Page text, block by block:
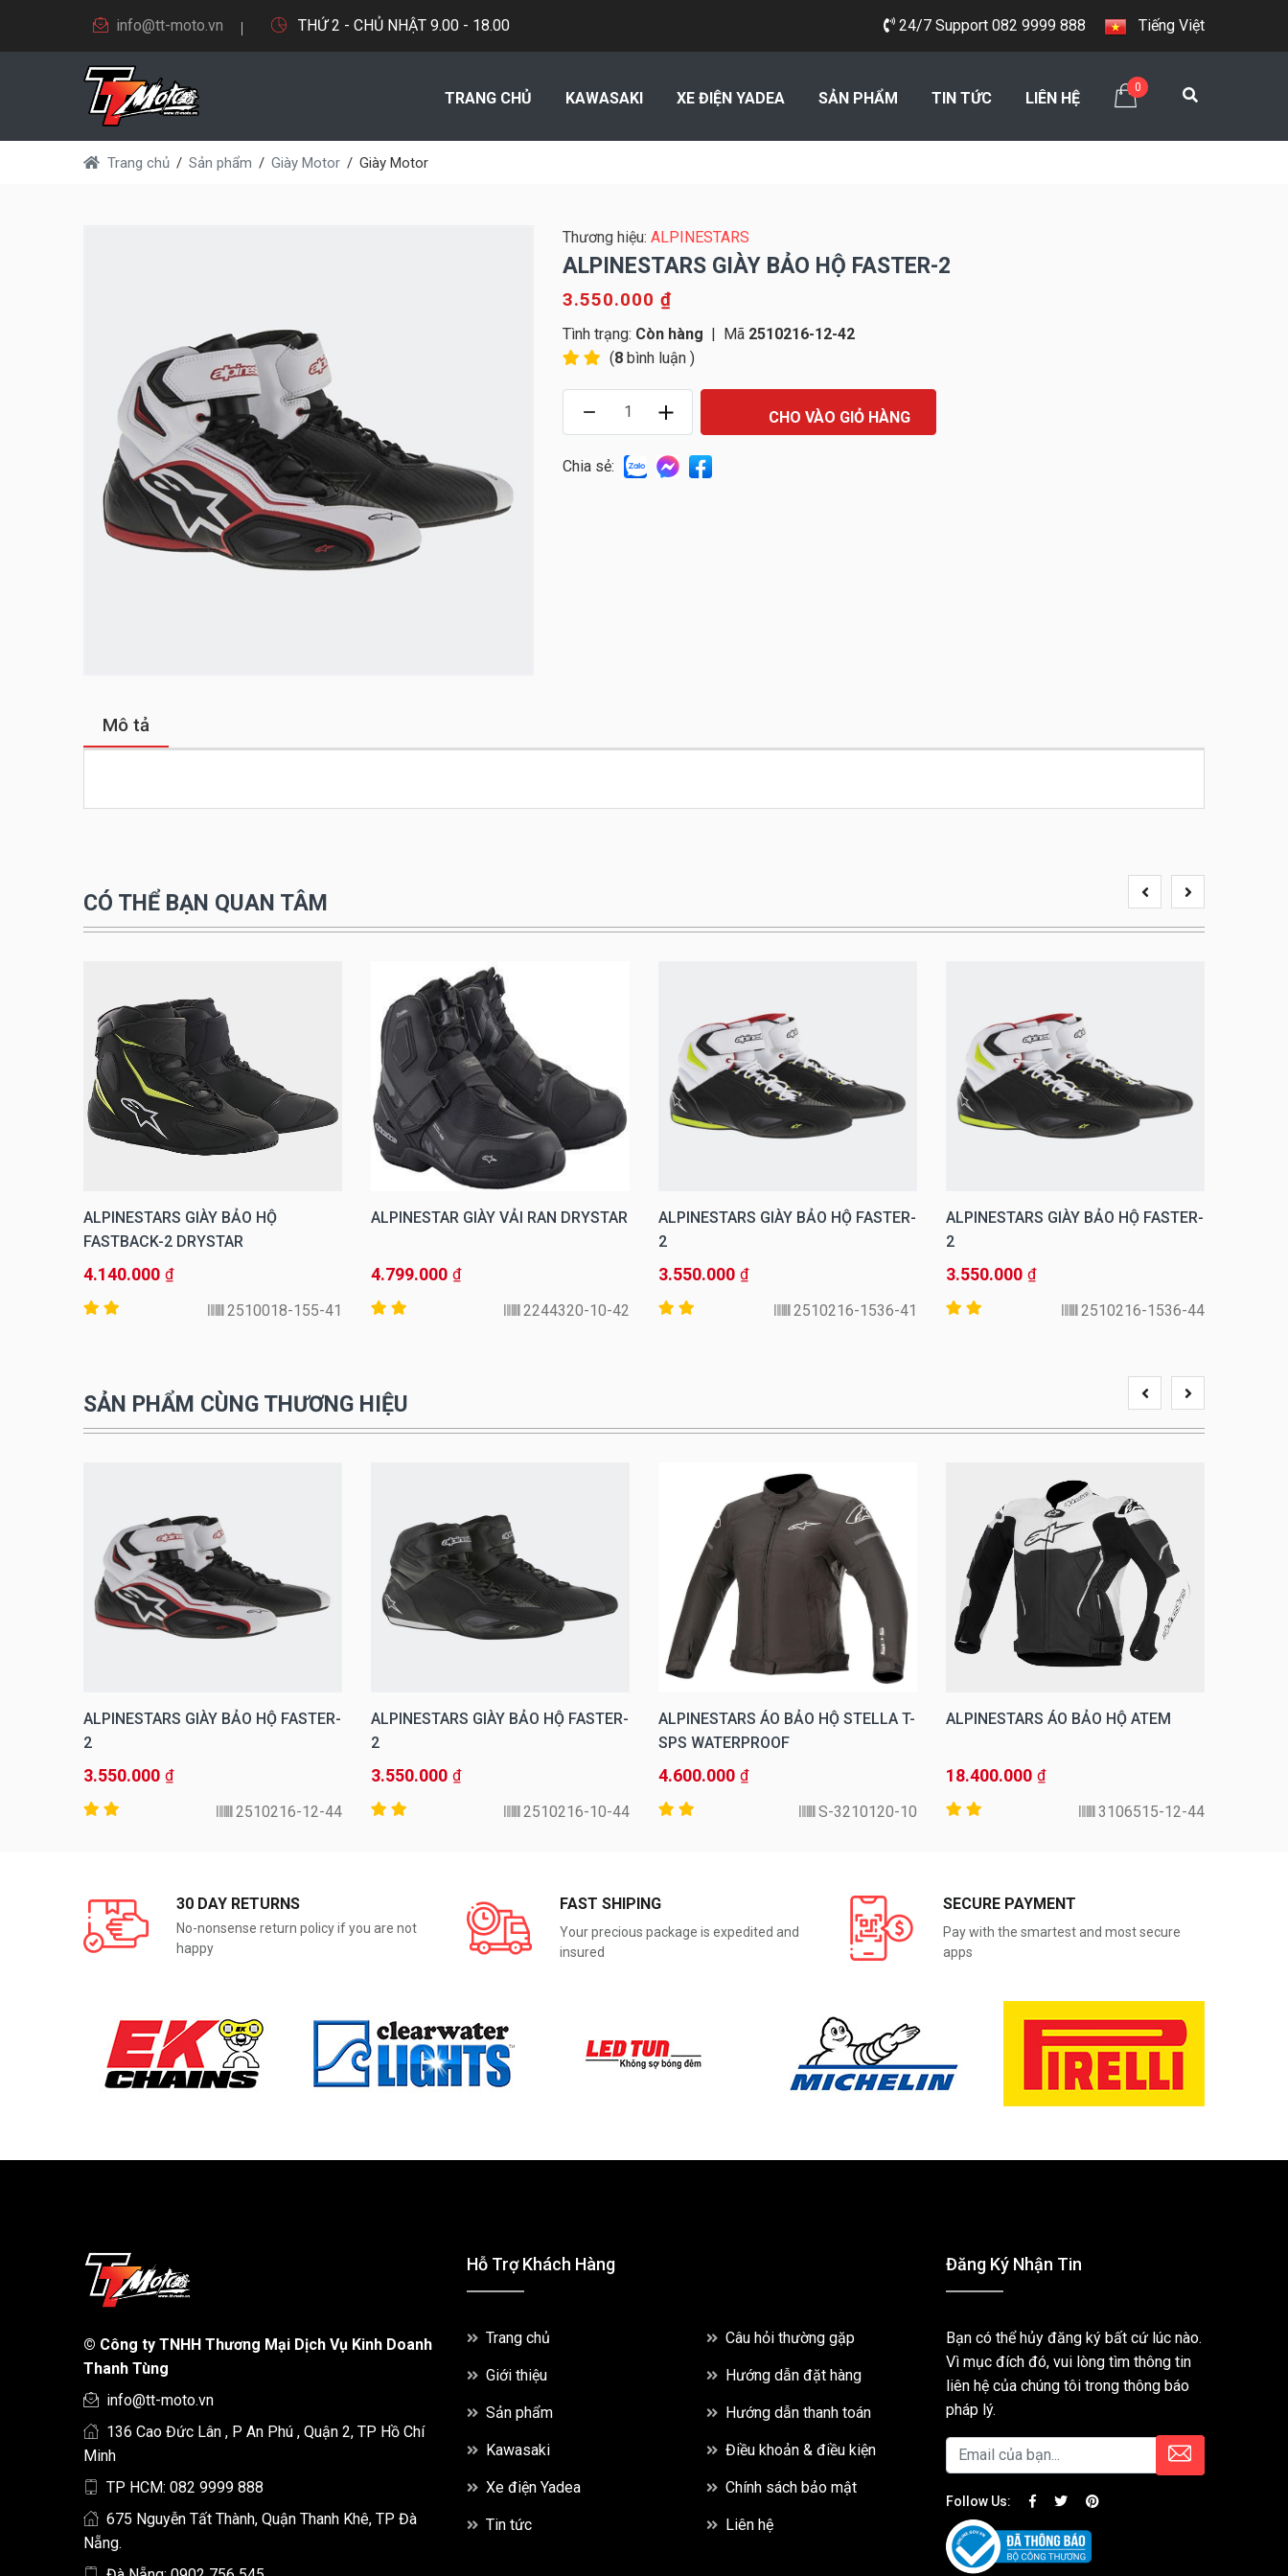
info@tt-moto.vn THỨ 2 - CHỦ NHẬT 9.00 - 18.00 24/7 Support 082 9999 888 Tiếng Việt
0
TRANG CHỦ KAWASAKI XE ĐIỆN YADEA SẢN PHẨM TIN TỨC LIÊN HỆ
Trang chủ Sản phẩm Giày Motor Giày Motor
Thương hiệu: ALPINESTARS
ALPINESTARS GIÀY BẢO HỘ FASTER-2
3.550.000 ₫
Tình trạng: Còn hàng | Mã 2510216-12-42
(8 bình luận )
CHO VÀO GIỎ HÀNG
Chia sẻ:
Mô tả
CÓ THỂ BẠN QUAN TÂM
ALPINESTARS GIÀY BẢO HỘ FASTER-
2
3.550.000 ₫
2510216-1536-44
ALPINESTARS GIÀY BẢO HỘ FASTER-
2
3.550.000 ₫
2510216-1536-41
ALPINESTAR GIÀY VẢI RAN DRYSTAR
4.799.000 ₫
2244320-10-42
ALPINESTARS GIÀY BẢO HỘ
FASTBACK-2 DRYSTAR
4.140.000 ₫
2510018-155-41
SẢN PHẨM CÙNG THƯƠNG HIỆU
ALPINESTARS ÁO BẢO HỘ ATEM
18.400.000 ₫
3106515-12-44
ALPINESTARS ÁO BẢO HỘ STELLA T-
SPS WATERPROOF
4.600.000 ₫
3210120-10-S
ALPINESTARS GIÀY BẢO HỘ FASTER-
2
3.550.000 ₫
2510216-10-44
ALPINESTARS GIÀY BẢO HỘ FASTER-
2
3.550.000 ₫
2510216-12-44
30 DAY RETURNS
No-nonsense return policy if you are not
happy
FAST SHIPING
Your precious package is expedited and
insured
SECURE PAYMENT
Pay with the smartest and most secure
apps
© Công ty TNHH Thương Mại Dịch Vụ Kinh Doanh
Thanh Tùng
info@tt-moto.vn
136 Cao Đức Lân , P An Phú , Quận 2, TP Hồ Chí
Minh
TP HCM: 082 9999 888
675 Nguyễn Tất Thành, Quận Thanh Khê, TP Đà
Nẵng.
Hỗ Trợ Khách Hàng
Trang chủ
Giới thiệu
Sản phẩm
Kawasaki
Xe điện Yadea
Tin tức
Câu hỏi thường gặp
Hướng dẫn đặt hàng
Hướng dẫn thanh toán
Điều khoản & điều kiện
Chính sách bảo mật
Liên hệ
Đăng Ký Nhận Tin
Bạn có thể hủy đăng ký bất cứ lúc nào.
Vì mục đích đó, vui lòng tìm thông tin
liên hệ của chúng tôi trong thông báo
pháp lý.
Follow Us: